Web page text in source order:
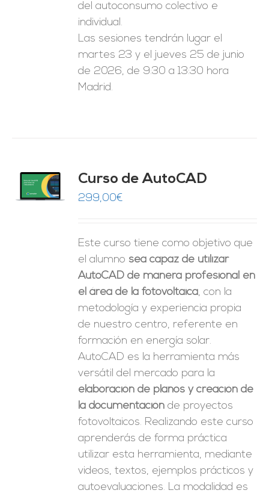
del autoconsumo colectivo e
individual.
Las sesiones tendrán lugar el
martes 23 y el jueves 25 de junio
de 2026, de 9:30 a 13:30 hora
Madrid.
Curso de AutoCAD
299,00€
Este curso tiene como objetivo que
el alumno sea capaz de utilizar
AutoCAD de manera profesional en
el área de la fotovoltaica, con la
metodología y experiencia propia
de nuestro centro, referente en
formación en energía solar.
AutoCAD es la herramienta más
versátil del mercado para la
elaboración de planos y creación de
la documentación de proyectos
fotovoltaicos. Realizando este curso
aprenderás de forma práctica
utilizar esta herramienta, mediante
videos, textos, ejemplos prácticos y
autoevaluaciones. La modalidad es